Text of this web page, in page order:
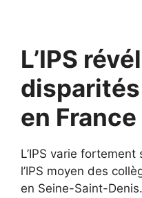
L’IPS
en France
L’IPS varie
l’IPS moyen des
en Seine-Saint-Denis.